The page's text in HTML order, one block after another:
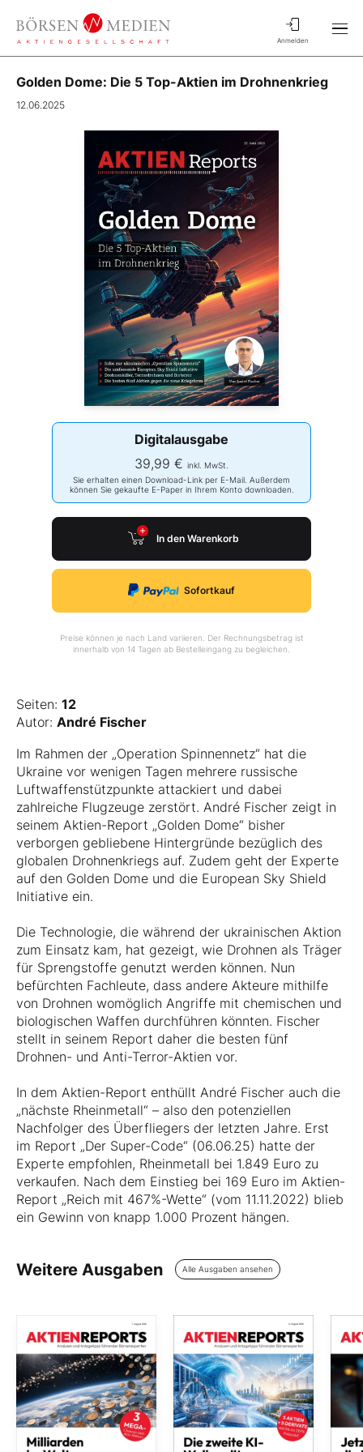
Anmelden
Golden Dome: Die 5 Top-Aktien im Drohnenkrieg
12.06.2025
Digitalausgabe
39,99 € inkl. MwSt.
Sie erhalten einen Download-Link per E-Mail. Außerdem
können Sie gekaufte E-Paper in Ihrem Konto downloaden.
In den Warenkorb
Sofortkauf
Preise können je nach Land variieren. Der Rechnungsbetrag ist
innerhalb von 14 Tagen ab Bestelleingang zu begleichen.
Seiten: 12
Autor: André Fischer
Im Rahmen der „Operation Spinnennetz“ hat die
Ukraine vor wenigen Tagen mehrere russische
Luftwaffenstützpunkte attackiert und dabei
zahlreiche Flugzeuge zerstört. André Fischer zeigt in
seinem Aktien-Report „Golden Dome“ bisher
verborgen gebliebene Hintergründe bezüglich des
globalen Drohnenkriegs auf. Zudem geht der Experte
auf den Golden Dome und die European Sky Shield
Initiative ein.
Die Technologie, die während der ukrainischen Aktion
zum Einsatz kam, hat gezeigt, wie Drohnen als Träger
für Sprengstoffe genutzt werden können. Nun
befürchten Fachleute, dass andere Akteure mithilfe
von Drohnen womöglich Angriffe mit chemischen und
biologischen Waffen durchführen könnten. Fischer
stellt in seinem Report daher die besten fünf
Drohnen- und Anti-Terror-Aktien vor.
In dem Aktien-Report enthüllt André Fischer auch die
„nächste Rheinmetall“ – also den potenziellen
Nachfolger des Überfliegers der letzten Jahre. Erst
im Report „Der Super-Code“ (06.06.25) hatte der
Experte empfohlen, Rheinmetall bei 1.849 Euro zu
verkaufen. Nach dem Einstieg bei 169 Euro im Aktien-
Report „Reich mit 467%-Wette“ (vom 11.11.2022) blieb
ein Gewinn von knapp 1.000 Prozent hängen.
Weitere Ausgaben Alle Ausgaben ansehen